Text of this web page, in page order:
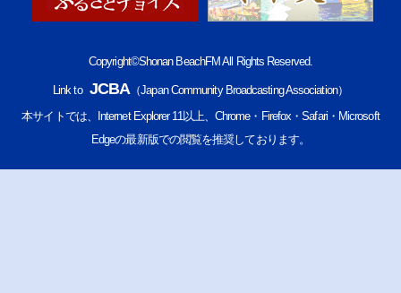
Copyright©Shonan BeachFM All Rights Reserved.
Link to JCBA（Japan Community Broadcasting Association）
本サイトでは、Internet Explorer 11以上、Chrome・Firefox・Safari・Microsoft
Edgeの最新版での閲覧を推奨しております。